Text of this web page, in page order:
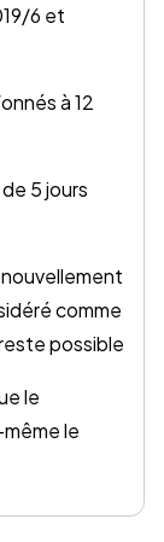
6 et
à 12
5 jours
comme
possible
le
le